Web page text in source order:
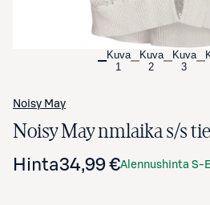
Kuva
1
Kuva
2
Kuva
3
Noisy May
Noisy May nmlaika s/s
Hinta34,99 €Alennushinta S-